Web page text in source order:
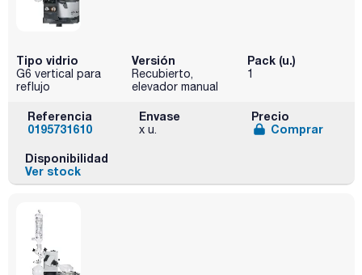
Tipo vidrio
G6 vertical para
reflujo
Versión
Recubierto,
elevador manual
Pack (u.)
1
Referencia
0195731610
Envase
x u.
Precio
Comprar
Disponibilidad
Ver stock